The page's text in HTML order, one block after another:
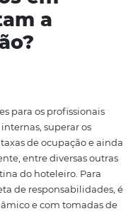
em
para os
internas, superar